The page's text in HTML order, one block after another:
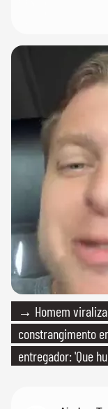
→ Homem
constrangimento
entregador: 'Que